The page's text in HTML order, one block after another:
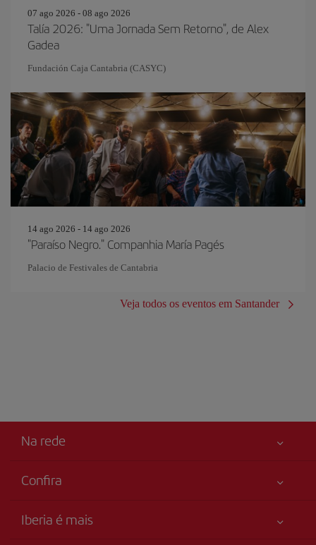
07 ago 2026 - 08 ago 2026
Talía 2026: "Uma Jornada Sem Retorno", de Alex
Gadea
Fundación Caja Cantabria (CASYC)
14 ago 2026 - 14 ago 2026
"Paraíso Negro." Companhia María Pagés
Palacio de Festivales de Cantabria
Veja todos os eventos em Santander
Na rede
Confira
Acessibilidade
Iberia é mais